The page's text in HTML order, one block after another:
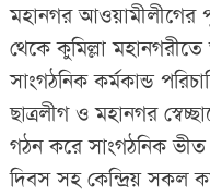
মহানগর আওয়ামীলীগের
থেকে কুমিল্লা
সাংগঠনিক কর্মকান্ড
ছাত্রলীগ ও মহানগর
গঠন করে সাংগঠনিক ভীত
দিবস সহ কেন্দ্রিয় সকল